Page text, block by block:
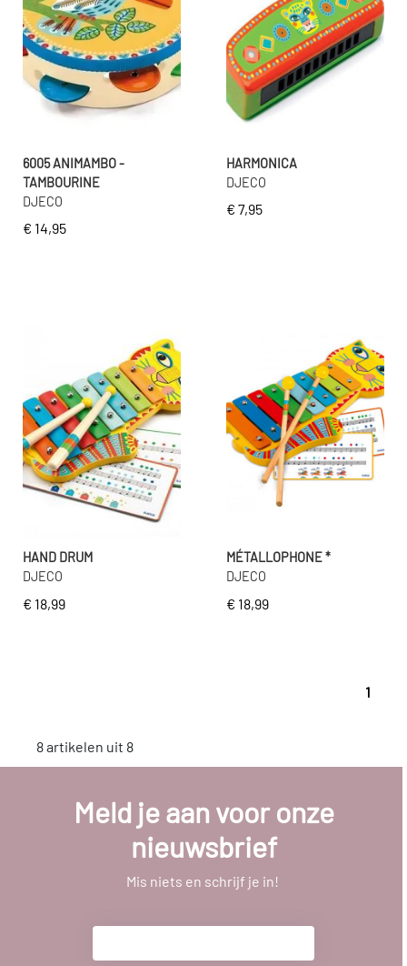
6005 ANIMAMBO -
TAMBOURINE
DJECO
€ 14,95
HARMONICA
DJECO
€ 7,95
HAND DRUM
DJECO
€ 18,99
MÉTALLOPHONE *
DJECO
€ 18,99
1
8 artikelen uit 8
Meld je aan voor onze
nieuwsbrief
Mis niets en schrijf je in!